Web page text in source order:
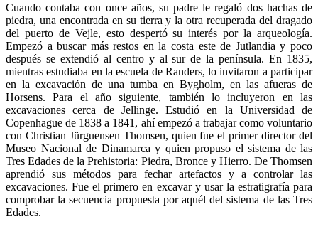
Cuando contaba con once años, su padre le regaló dos hachas de
piedra, una encontrada en su tierra y la otra recuperada del dragado
del puerto de Vejle, esto despertó su interés por la arqueología.
Empezó a buscar más restos en la costa este de Jutlandia y poco
después se extendió al centro y al sur de la península. En 1835,
mientras estudiaba en la escuela de Randers, lo invitaron a participar
en la excavación de una tumba en Bygholm, en las afueras de
Horsens. Para el año siguiente, también lo incluyeron en las
excavaciones cerca de Jellinge. Estudió en la Universidad de
Copenhague de 1838 a 1841, ahí empezó a trabajar como voluntario
con Christian Jürguensen Thomsen, quien fue el primer director del
Museo Nacional de Dinamarca y quien propuso el sistema de las
Tres Edades de la Prehistoria: Piedra, Bronce y Hierro. De Thomsen
aprendió sus métodos para fechar artefactos y a controlar las
excavaciones. Fue el primero en excavar y usar la estratigrafía para
comprobar la secuencia propuesta por aquél del sistema de las Tres
Edades.